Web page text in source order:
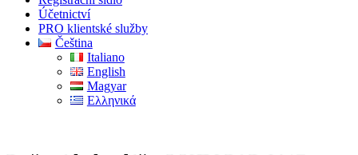
Účetnictví
PRO klientské služby
Čeština
Italiano
English
Magyar
Ελληνικά